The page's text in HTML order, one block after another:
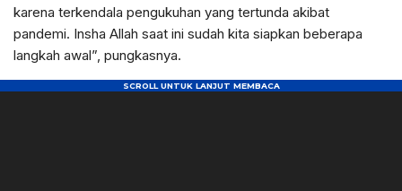
karena terkendala pengukuhan yang tertunda akibat
pandemi. Insha Allah saat ini sudah kita siapkan beberapa
langkah awal”, pungkasnya.